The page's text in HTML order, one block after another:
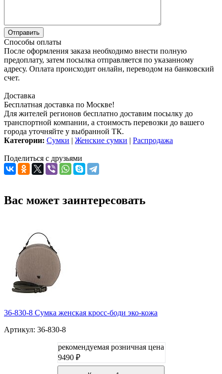
Способы оплаты
После оформления заказа необходимо внести полную
предоплату, затем посылка отправляется по указанному
адресу. Оплата происходит онлайн, переводом на банковский
счет.
Доставка
Бесплатная доставка по Москве!
Для жителей регионов бесплатно доставим посылку до
транспортной компании, а стоимость перевозки до вашего
города уточняйте у выбранной ТК.
Категории: Сумки | Женские сумки | Распродажа
Поделиться с друзьями
Вас может заинтересовать
36-830-8 Сумка женская кросс-боди эко-кожа
Артикул: 36-830-8
рекомендуемая розничная цена
9490 ₽